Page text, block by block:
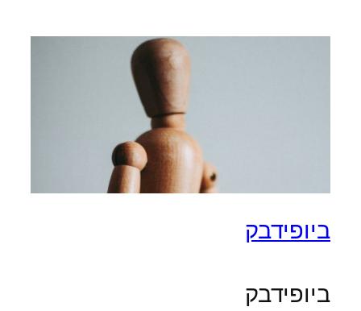
ביופידבק
ביופידבק